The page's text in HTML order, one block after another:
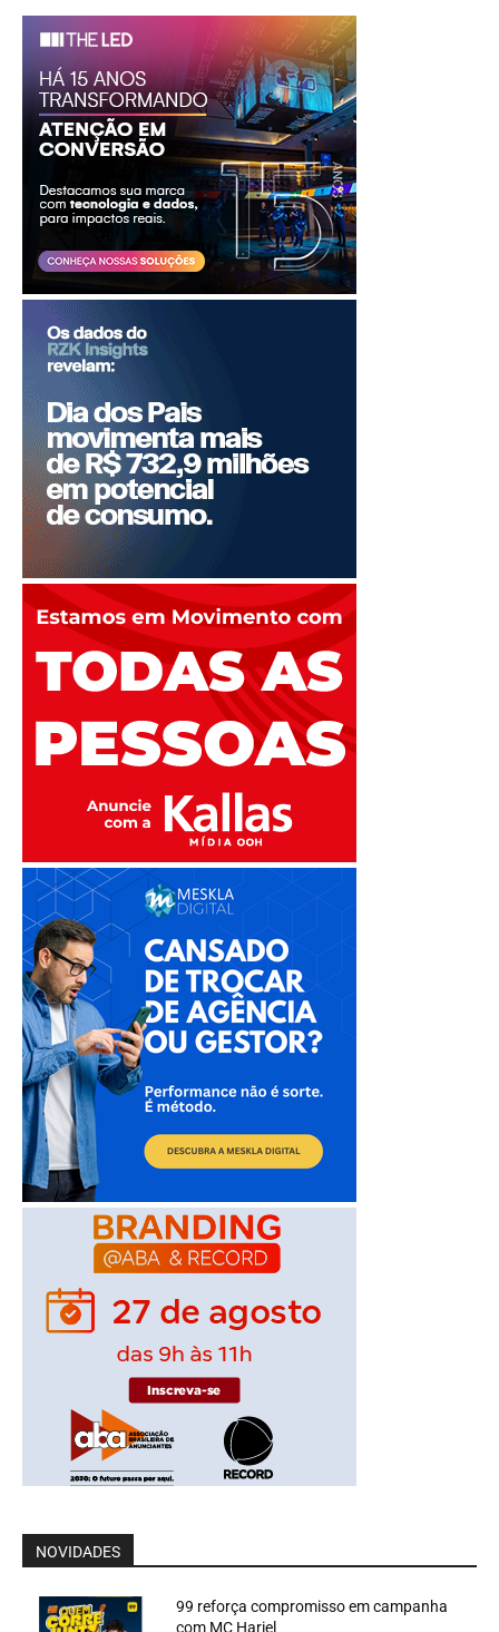
NOVIDADES
99 reforça compromisso em campanha
com MC Hariel